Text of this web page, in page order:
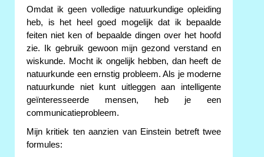
Omdat ik geen volledige natuurkundige opleiding
heb, is het heel goed mogelijk dat ik bepaalde
feiten niet ken of bepaalde dingen over het hoofd
zie. Ik gebruik gewoon mijn gezond verstand en
wiskunde. Mocht ik ongelijk hebben, dan heeft de
natuurkunde een ernstig probleem. Als je moderne
natuurkunde niet kunt uitleggen aan intelligente
geïnteresseerde mensen, heb je een
communicatieprobleem.
Mijn kritiek ten aanzien van Einstein betreft twee
formules: